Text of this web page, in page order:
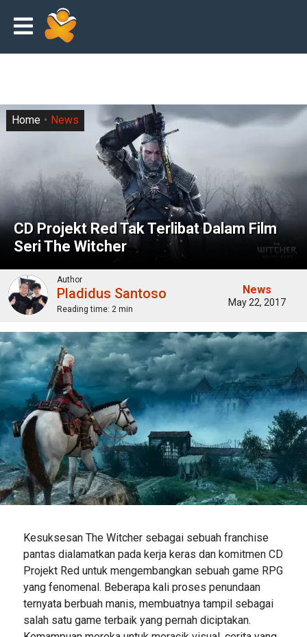
CD Projekt Red Tak Terlibat Dalam Film
Seri The Witcher
Home News
Author
Pladidus Santoso
Reading time: 2 min
News
May 22, 2017
Kesuksesan The Witcher sebagai sebuah franchise
pantas dialamatkan pada kerja keras dan komitmen CD
Projekt Red untuk mengembangkan sebuah game RPG
yang fenomenal. Beberapa kali proses penundaan
ternyata berbuah manis, membuatnya tampil sebagai
salah satu game terbaik yang pernah diciptakan.